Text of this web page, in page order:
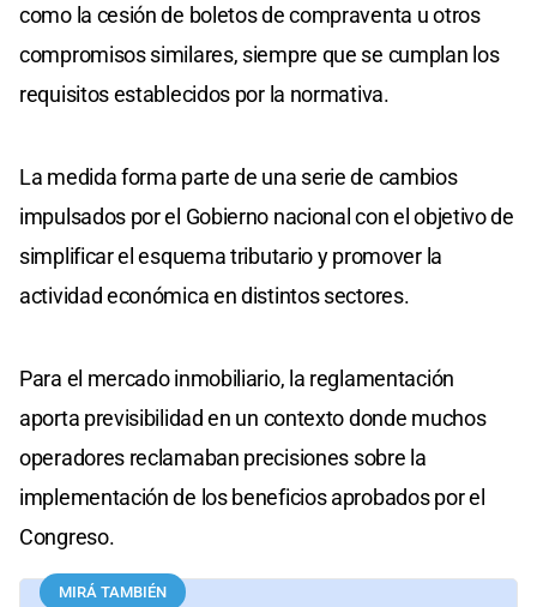
como la cesión de boletos de compraventa u otros
compromisos similares, siempre que se cumplan los
requisitos establecidos por la normativa.
La medida forma parte de una serie de cambios
impulsados por el Gobierno nacional con el objetivo de
simplificar el esquema tributario y promover la
actividad económica en distintos sectores.
Para el mercado inmobiliario, la reglamentación
aporta previsibilidad en un contexto donde muchos
operadores reclamaban precisiones sobre la
implementación de los beneficios aprobados por el
Congreso.
MIRÁ TAMBIÉN